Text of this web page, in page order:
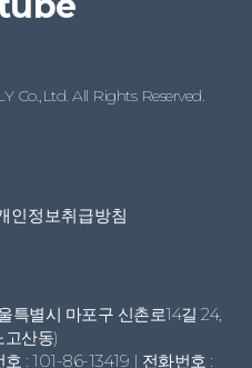
Co.,Ltd. All Rights Reserved.
인정보취급방침
특별시 마포구 신촌로14길 24,
고산동)
: 101-86-13419 | 전화번호 :